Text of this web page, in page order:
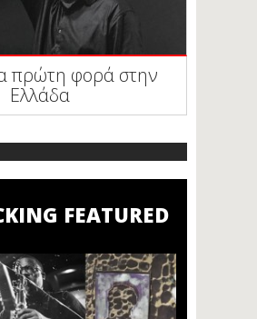
πρώτη φορά στην
Ελλάδα
FEATURED